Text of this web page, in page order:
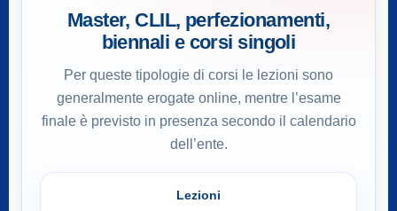
Master, CLIL, perfezionamenti,
biennali e corsi singoli
Per queste tipologie di corsi le lezioni sono
generalmente erogate online, mentre l’esame
finale è previsto in presenza secondo il calendario
dell’ente.
Lezioni